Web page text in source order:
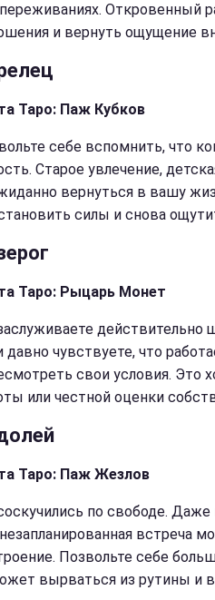
Откровенный
и вернуть ощущение
Таро: Паж Кубков
себе вспомнить, что
Старое увлечение,
вернуться в вашу
силы и снова
Таро: Рыцарь Монет
действительно
давно чувствуете, что
свои условия. Это
или честной оценки
Таро: Паж Жезлов
по свободе.
встреча
Позвольте себе
вырваться из рутины и